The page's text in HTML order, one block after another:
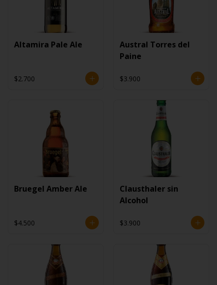
Altamira Pale Ale
$2.700
Austral Torres del
Paine
$3.900
Bruegel Amber Ale
$4.500
Clausthaler sin
Alcohol
$3.900